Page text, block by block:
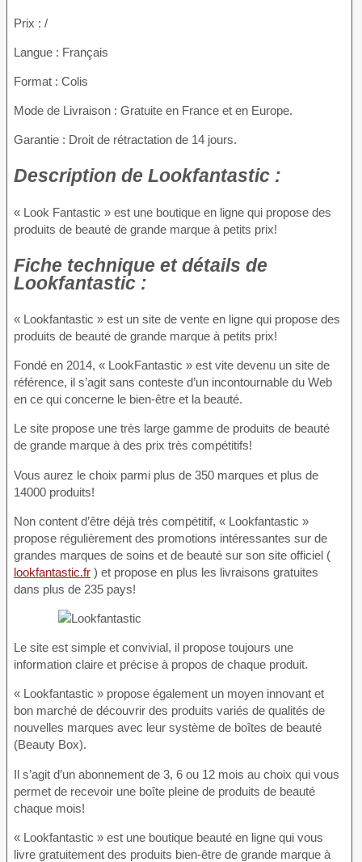
Prix : /
Langue : Français
Format : Colis
Mode de Livraison : Gratuite en France et en Europe.
Garantie : Droit de rétractation de 14 jours.
Description de Lookfantastic :
« Look Fantastic » est une boutique en ligne qui propose des
produits de beauté de grande marque à petits prix!
Fiche technique et détails de
Lookfantastic :
« Lookfantastic » est un site de vente en ligne qui propose des
produits de beauté de grande marque à petits prix!
Fondé en 2014, « LookFantastic » est vite devenu un site de
référence, il s’agit sans conteste d’un incontournable du Web
en ce qui concerne le bien-être et la beauté.
Le site propose une très large gamme de produits de beauté
de grande marque à des prix très compétitifs!
Vous aurez le choix parmi plus de 350 marques et plus de
14000 produits!
Non content d’être déjà très compétitif, « Lookfantastic »
propose régulièrement des promotions intéressantes sur de
grandes marques de soins et de beauté sur son site officiel (
lookfantastic.fr ) et propose en plus les livraisons gratuites
dans plus de 235 pays!
Le site est simple et convivial, il propose toujours une
information claire et précise à propos de chaque produit.
« Lookfantastic » propose également un moyen innovant et
bon marché de découvrir des produits variés de qualités de
nouvelles marques avec leur système de boîtes de beauté
(Beauty Box).
Il s’agit d’un abonnement de 3, 6 ou 12 mois au choix qui vous
permet de recevoir une boîte pleine de produits de beauté
chaque mois!
« Lookfantastic » est une boutique beauté en ligne qui vous
livre gratuitement des produits bien-être de grande marque à